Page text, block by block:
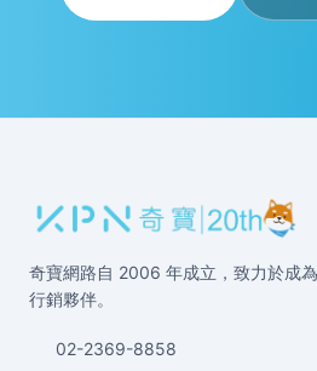
奇寶網路自 2006 年成立，致力於成
行銷夥伴。
02-2369-8858